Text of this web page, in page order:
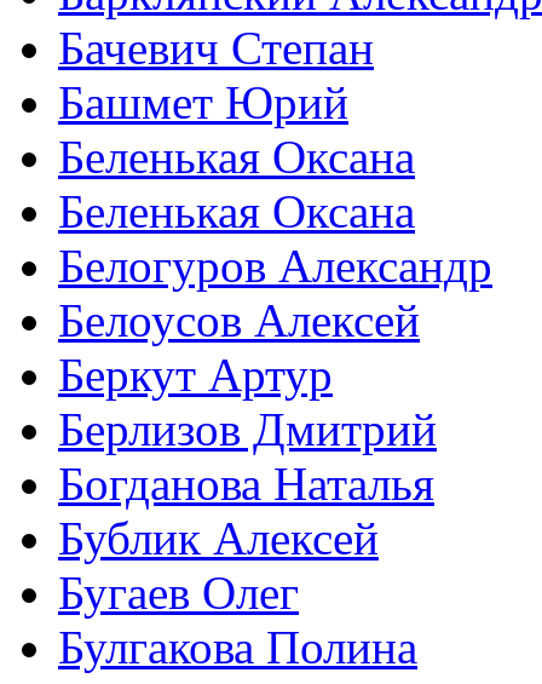
Бачевич Степан
Башмет Юрий
Беленькая Оксана
Беленькая Оксана
Белогуров Александр
Белоусов Алексей
Беркут Артур
Берлизов Дмитрий
Богданова Наталья
Бублик Алексей
Бугаев Олег
Булгакова Полина